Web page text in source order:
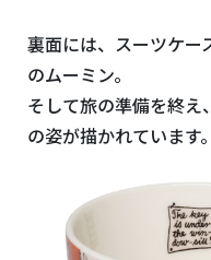
裏面には、スーツケー
のムーミン。
そして旅の準備を終
の姿が描かれています。